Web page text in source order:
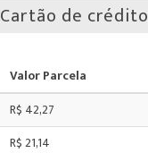
Cartão de crédito
Valor Parcela
R$ 42,27
R$ 21,14